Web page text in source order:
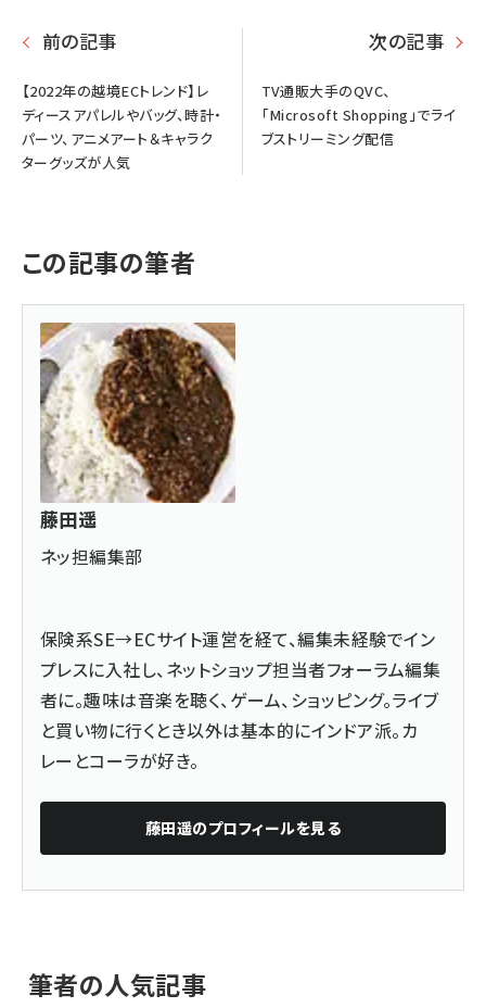
前の記事
【2022年の越境ECトレンド】レ
ディースアパレルやバッグ、時計・
パーツ、アニメアート＆キャラク
ターグッズが人気
次の記事
TV通販大手のQVC、
「Microsoft Shopping」でライ
ブストリーミング配信
この記事の筆者
藤田遥
ネッ担編集部
保険系SE→ECサイト運営を経て、編集未経験でイン
プレスに入社し、ネットショップ担当者フォーラム編集
者に。趣味は音楽を聴く、ゲーム、ショッピング。ライブ
と買い物に行くとき以外は基本的にインドア派。カ
レーとコーラが好き。
藤田遥のプロフィールを見る
筆者の人気記事